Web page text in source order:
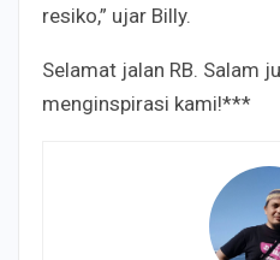
resiko,” ujar Billy.
Selamat jalan RB. Salam
menginspirasi kami!***